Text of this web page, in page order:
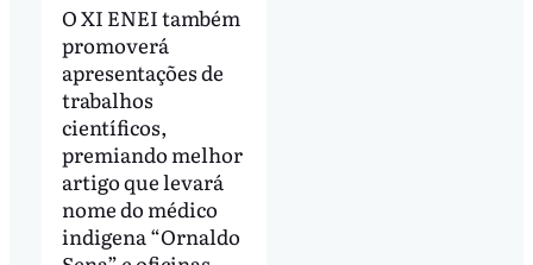
O XI ENEI também
promoverá
apresentações de
trabalhos
científicos,
premiando melhor
artigo que levará
nome do médico
indigena “Ornaldo